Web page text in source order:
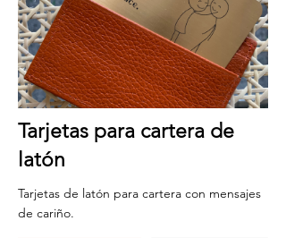
Tarjetas para cartera de
latón
Tarjetas de latón para cartera con mensajes
de cariño.